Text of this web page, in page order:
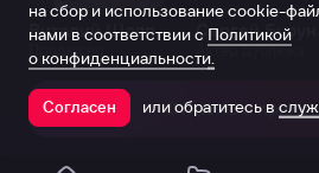
Виталий Шляппо
Продюсер Актёр дубляжа
Открыть в
на сбор и использование cookie-
нами в соответствии с Политикой
о конфиденциальности.
Согласен или обратитесь в